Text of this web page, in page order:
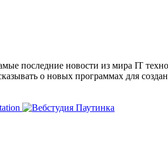
последние новости из мира IT
о новых программах для